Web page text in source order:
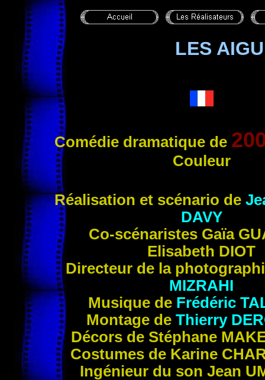
LES
Comédie dramatique de
Couleur
Réalisation et scénario de
DAVY
Co-scénaristes Gaïa
Elisabeth DIOT
Directeur de la
MIZRAHI
Musique de Frédéric
Montage de Thierry
Décors de Stéphane
Costumes de Karine
Ingénieur du son Jean